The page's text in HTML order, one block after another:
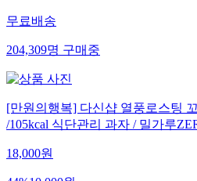
무료배송
204,309명 구매중
[만원의행복] 다신샵 열풍로스팅
/105kcal 식단관리 과자 / 밀가루
18,000원